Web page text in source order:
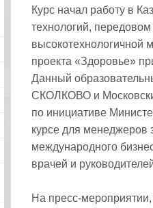
Курс начал работу в
технологий,
высокотехнологичной
проекта «Здоровье»
Данный
СКОЛКОВО и
по инициативе
курсе для менеджеров
международного
врачей и
На пресс-